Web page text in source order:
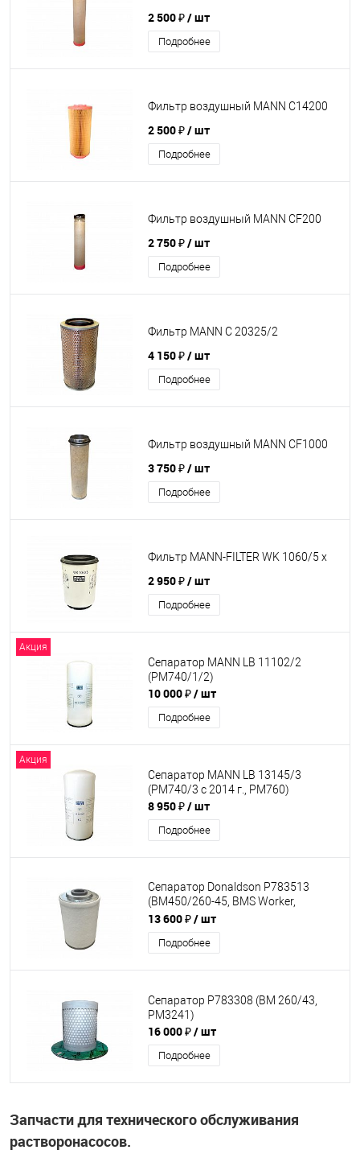
2 500 ₽/ шт
Подробнее
Фильтр воздушный MANN С14200
2 500 ₽/ шт
Подробнее
Фильтр воздушный MANN CF200
2 750 ₽/ шт
Подробнее
Фильтр MANN C 20325/2
4 150 ₽/ шт
Подробнее
Фильтр воздушный MANN CF1000
3 750 ₽/ шт
Подробнее
Фильтр MANN-FILTER WK 1060/5 х
2 950 ₽/ шт
Подробнее
Акция
Сепаратор MANN LB 11102/2
(PM740/1/2)
10 000 ₽/ шт
Подробнее
Акция
Сепаратор MANN LB 13145/3
(PM740/3 c 2014 г., PM760)
8 950 ₽/ шт
Подробнее
Сепаратор Donaldson P783513
(BM450/260-45, BMS Worker,
PM740/3 до 2014 г, XAS)
13 600 ₽/ шт
Подробнее
Сепаратор P783308 (BM 260/43,
PM3241)
16 000 ₽/ шт
Подробнее
Запчасти для технического обслуживания
растворонасосов.